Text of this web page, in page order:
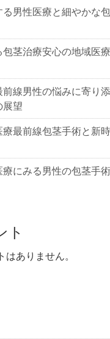
男性医療と細やかな
茎治療安心の地域医
線男性の悩みに寄り
展望
最前線包茎手術と新
にみる男性の包茎手
ト
ありません。